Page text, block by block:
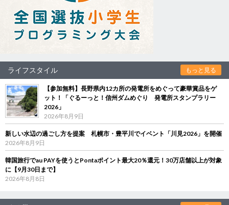
ライフスタイル もっと見る
【参加無料】長野県内12カ所の発電所をめぐって豪華賞品をゲ
ット！「ぐるーっと！信州ダムめぐり 発電所スタンプラリー
2026」
2026年8月9日
新しい水辺の過ごし方を提案 札幌市・豊平川でイベント「川見2026」を開催
2026年8月9日
韓国旅行でau PAYを使うとPontaポイント最大20％還元！30万店舗以上が対象
に【9月30日まで】
2026年8月8日